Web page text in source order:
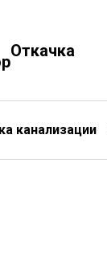
Откачка
канализации